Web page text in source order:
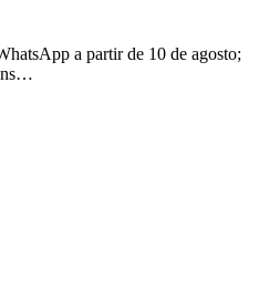
a partir de 10 de agosto;